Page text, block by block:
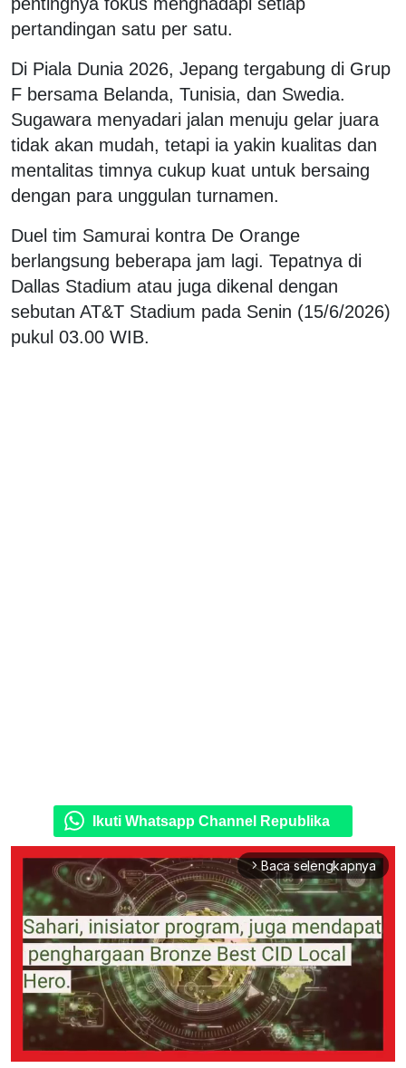
pertandingan satu per satu.
Di Piala Dunia 2026, Jepang tergabung di Grup
F bersama Belanda, Tunisia, dan Swedia.
Sugawara menyadari jalan menuju gelar juara
tidak akan mudah, tetapi ia yakin kualitas dan
mentalitas timnya cukup kuat untuk bersaing
dengan para unggulan turnamen.
Duel tim Samurai kontra De Orange
berlangsung beberapa jam lagi. Tepatnya di
Dallas Stadium atau juga dikenal dengan
sebutan AT&T Stadium pada Senin (15/6/2026)
pukul 03.00 WIB.
Ikuti Whatsapp Channel Republika
arrow_forward_ios Baca selengkapnya